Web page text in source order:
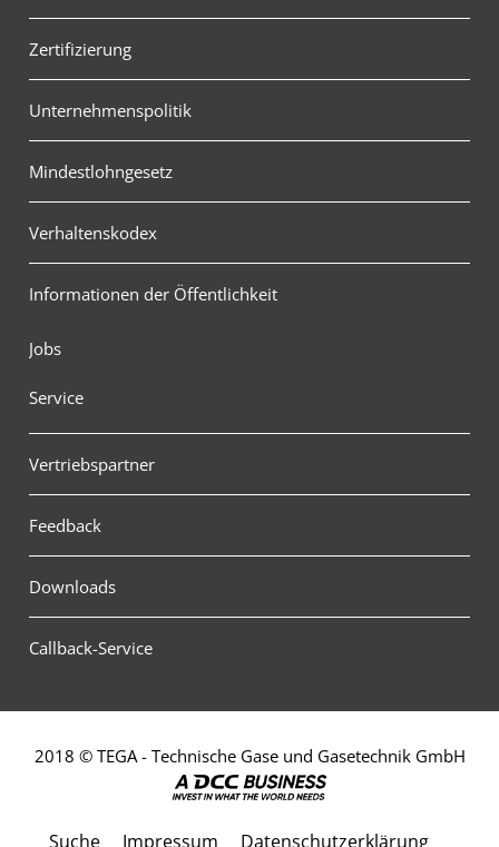
Zertifizierung
Unternehmenspolitik
Mindestlohngesetz
Verhaltenskodex
Informationen der Öffentlichkeit
Jobs
Service
Vertriebspartner
Feedback
Downloads
Callback-Service
2018 © TEGA - Technische Gase und Gasetechnik GmbH
Suche Impressum Datenschutzerklärung